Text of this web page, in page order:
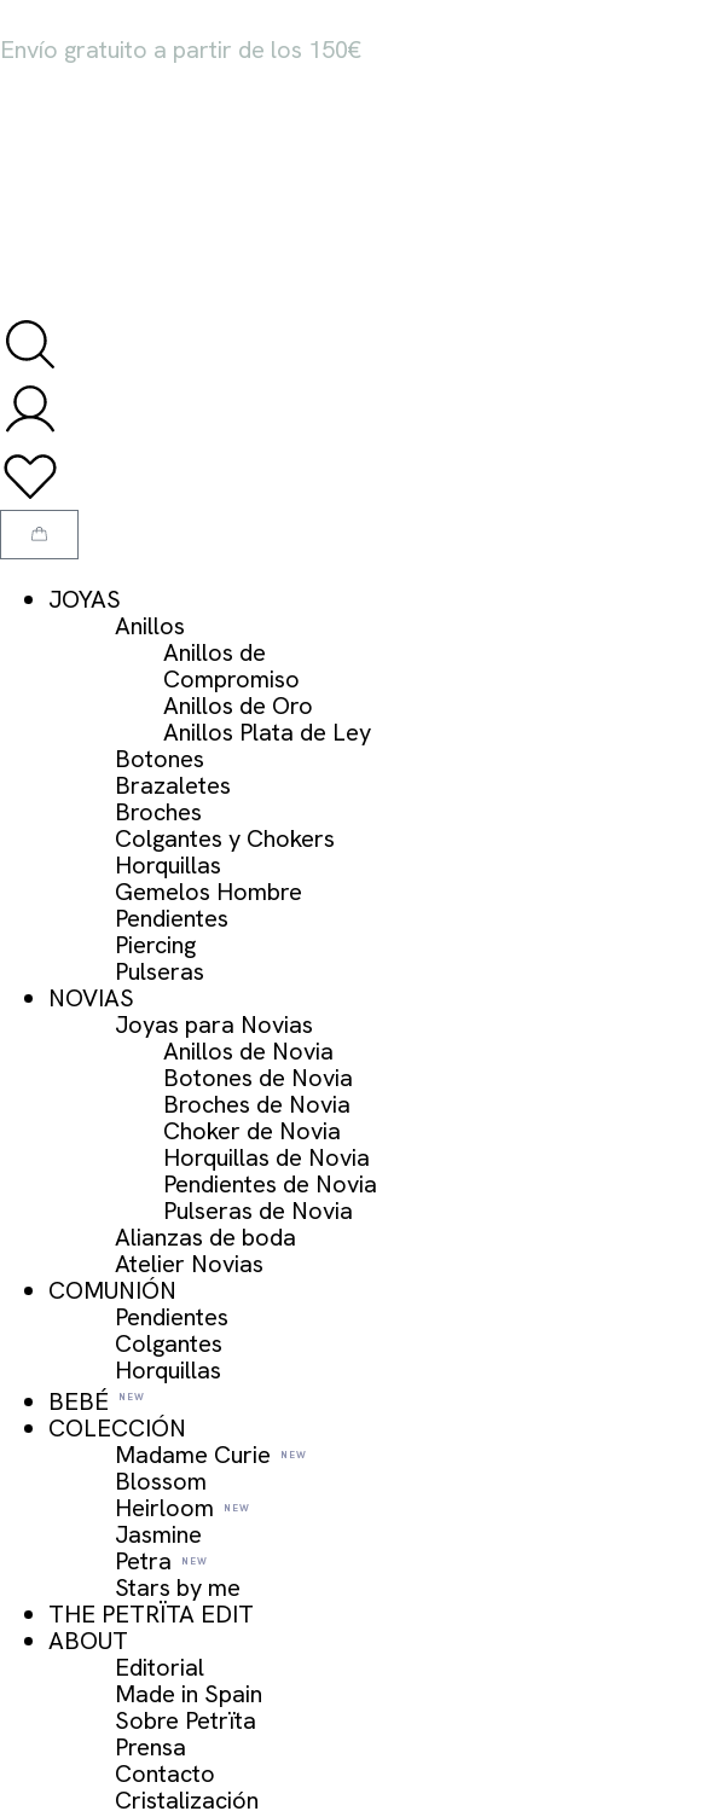
Envío gratuito a partir de los 150€
JOYAS
Anillos
Anillos de
Compromiso
Anillos de Oro
Anillos Plata de Ley
Botones
Brazaletes
Broches
Colgantes y Chokers
Horquillas
Gemelos Hombre
Pendientes
Piercing
Pulseras
NOVIAS
Joyas para Novias
Anillos de Novia
Botones de Novia
Broches de Novia
Choker de Novia
Horquillas de Novia
Pendientes de Novia
Pulseras de Novia
Alianzas de boda
Atelier Novias
COMUNIÓN
Pendientes
Colgantes
Horquillas
BEBÉ
COLECCIÓN
Madame Curie
Blossom
Heirloom
Jasmine
Petra
Stars by me
THE PETRÏTA EDIT
ABOUT
Editorial
Made in Spain
Sobre Petrïta
Prensa
Contacto
Cristalización